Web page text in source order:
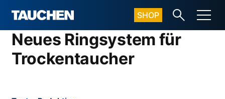
SHOP
Neues Ringsystem für
Trockentaucher